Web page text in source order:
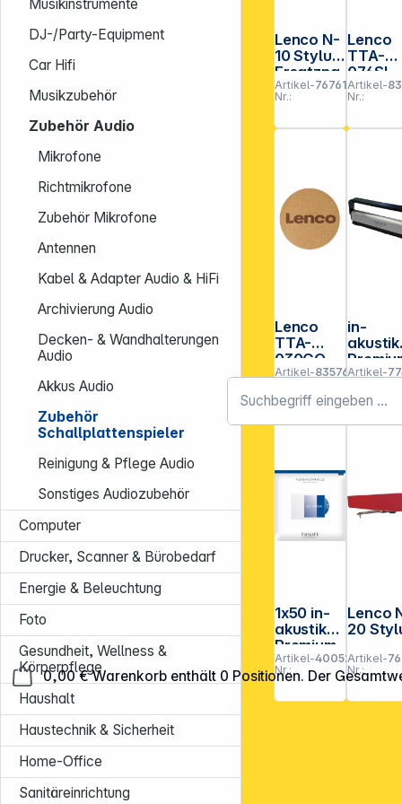
0,00 € Warenkorb enthält 0 Positionen. Der
Musikinstrumente
DJ-/Party-Equipment
Car Hifi
Musikzubehör
Zubehör Audio
Mikrofone
Richtmikrofone
Zubehör Mikrofone
Antennen
Kabel & Adapter Audio & HiFi
Archivierung Audio
Decken- & Wandhalterungen
Audio
Akkus Audio
Zubehör
Schallplattenspieler
Reinigung & Pflege Audio
Sonstiges Audiozubehör
Computer
Drucker, Scanner & Bürobedarf
Energie & Beleuchtung
Foto
Gesundheit, Wellness &
Körperpflege
Haushalt
Haustechnik & Sicherheit
Home-Office
Sanitäreinrichtung
Lenco N-
10 Stylus
Ersatzna
del
Artikel-
Nr.:
767615
Lenco
TTA-
076SI
silber
Plattens
Artikel-
Nr.:
Lenco
TTA-
030CO
Korkmatt
e für
Plattens
pieler
Artikel-835760
in-
akustik
er Bürste
für LP´s
Artikel-
1x50 in-
akustik
Premium
LP
Platten
Artikel-
Nr.:
400521
Lenco
20
Artikel-
Nr.: